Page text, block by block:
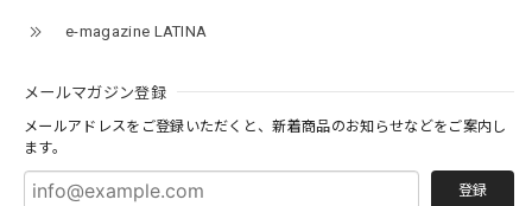
e-magazine LATINA
メールマガジン登録
メールアドレスをご登録いただくと、新着商品のお知らせなどをご案内し
ます。
登録